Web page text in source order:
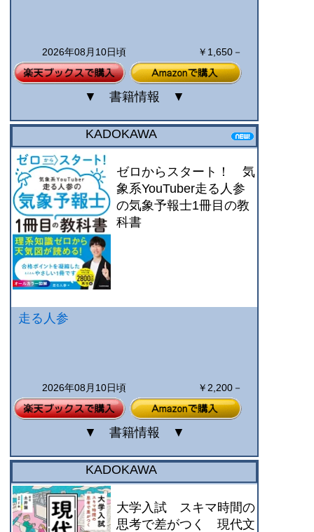
2026年08月10日頃 ￥1,650－
▼ 書籍情報 ▼
KADOKAWA
ゼロからスタート！ 気
象系YouTuber走る人参
の気象予報士1冊目の教
科書
走る人参
2026年08月10日頃 ￥2,200－
▼ 書籍情報 ▼
KADOKAWA
大学入試 スキマ時間の
思考で差がつく 現代文